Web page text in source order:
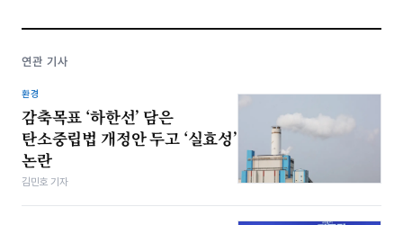
연관 기사
환경
감축목표 ‘하한선’ 담은
탄소중립법 개정안 두고 ‘실효성’
논란
김민호 기자